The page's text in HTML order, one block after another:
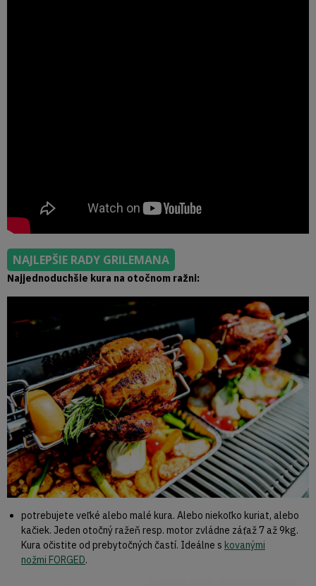
NAJLEPŠIE RADY GRILEMANA
Najjednoduchšie kura na otočnom ražni:
potrebujete veľké alebo malé kura. Alebo niekoľko kuriat, alebo
kačiek. Jeden otočný ražeň resp. motor zvládne záťaž 7 až 9kg.
Kura očistite od prebytočných častí. Ideálne s kovanými
nožmi FORGED.